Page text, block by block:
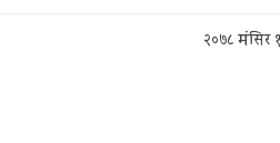
२०७८ मंसिर